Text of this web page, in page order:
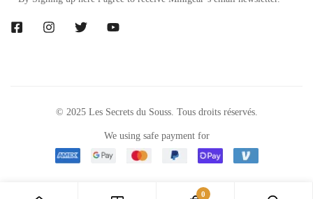
© 2025 Les Secrets du Souss. Tous droits réservés.
We using safe payment for
0